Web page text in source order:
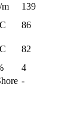
m
139
86
82
4
-